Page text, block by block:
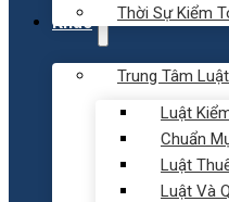
Thời Sự Kiểm
Khác
Trung Tâm
Luật
Chuẩn
Luật
Luật Và